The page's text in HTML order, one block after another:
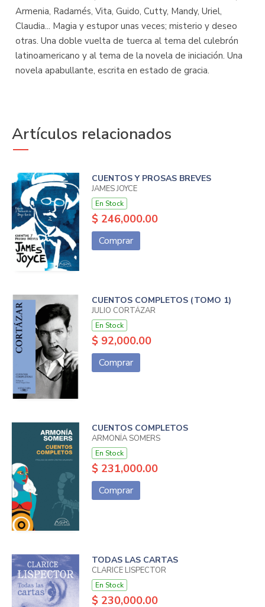
Armenia, Radamés, Vita, Guido, Cutty, Mandy, Uriel,
Claudia... Magia y estupor unas veces; misterio y deseo
otras. Una doble vuelta de tuerca al tema del culebrón
latinoamericano y al tema de la novela de iniciación. Una
novela apabullante, escrita en estado de gracia.
Artículos relacionados
CUENTOS Y PROSAS BREVES
JAMES JOYCE
En Stock
$ 246,000.00
Comprar
CUENTOS COMPLETOS (TOMO 1)
JULIO CORTÁZAR
En Stock
$ 92,000.00
Comprar
CUENTOS COMPLETOS
ARMONÍA SOMERS
En Stock
$ 231,000.00
Comprar
TODAS LAS CARTAS
CLARICE LISPECTOR
En Stock
$ 230,000.00